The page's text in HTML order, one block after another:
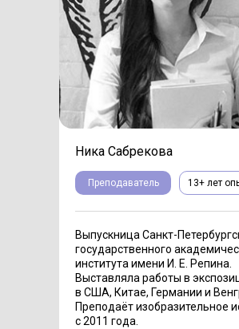
13+ лет
Ника Сабрекова
Преподаватель
Выпускница Санкт-
государственного
института имени И. Е. Репина.
Выставляла работы в
в США, Китае, Германии и
Преподаёт изобразительное
с 2011 года.